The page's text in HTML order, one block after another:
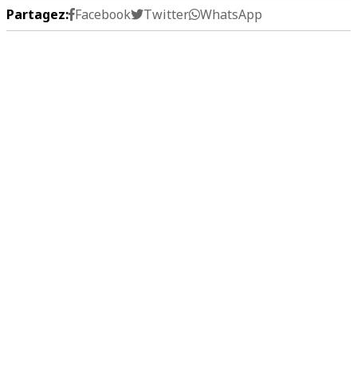
Partagez: Facebook Twitter WhatsApp